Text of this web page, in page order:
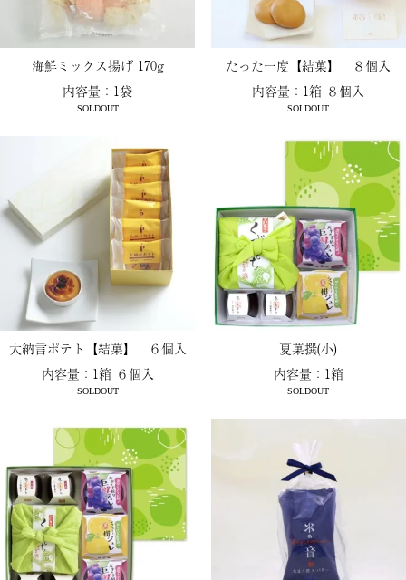
海鮮ミックス揚げ 170g
内容量：1袋
SOLDOUT
たった一度【結菓】 ８個入
内容量：1箱 ８個入
SOLDOUT
大納言ポテト【結菓】 ６個入
内容量：1箱 ６個入
SOLDOUT
夏菓撰(小)
内容量：1箱
SOLDOUT